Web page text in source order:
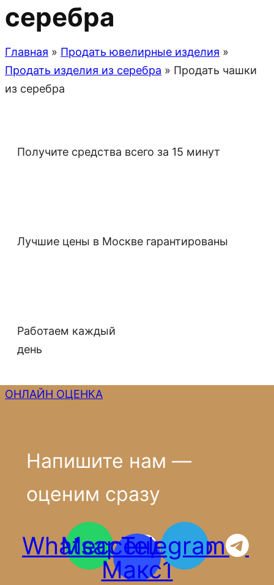
серебра
Главная » Продать ювелирные изделия »
Продать изделия из серебра » Продать чашки
из серебра
Получите средства всего за 15 минут
Лучшие цены в Москве гарантированы
Работаем каждый
день
ОНЛАЙН ОЦЕНКА
Напишите нам —
оценим сразу
Whatsapp
Мессенджер
Макс1
Telegram